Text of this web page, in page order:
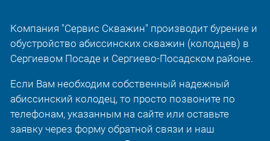
Компания "Сервис Скважин" производит бурение и
обустройство абиссинских скважин (колодцев) в
Сергиевом Посаде и Сергиево-Посадском районе.
Если Вам необходим собственный надежный
абиссинский колодец, то просто позвоните по
телефонам, указанным на сайте или оставьте
заявку через форму обратной связи и наш